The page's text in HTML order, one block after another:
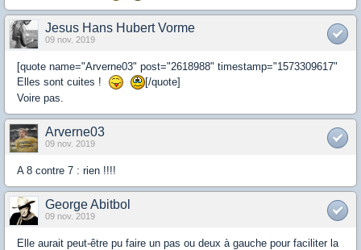
Jesus Hans Hubert Vorme
09 nov. 2019
[quote name="Arverne03" post="2618988" timestamp="1573309617"
Elles sont cuites !
[/quote]
Voire pas.
Arverne03
09 nov. 2019
A 8 contre 7 : rien !!!!
George Abitbol
09 nov. 2019
Elle aurait peut-être pu faire un pas ou deux à gauche pour faciliter la